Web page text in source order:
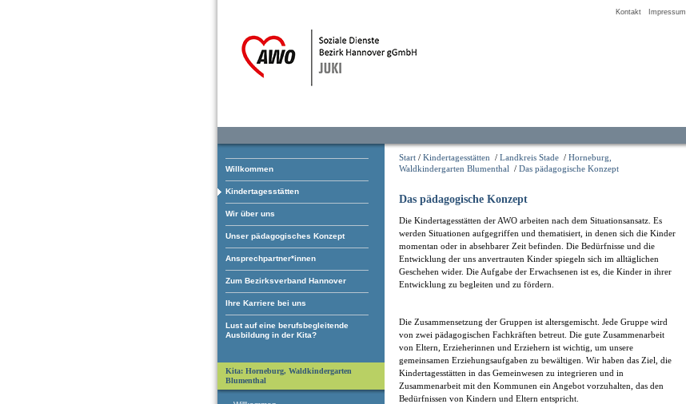
Kontakt Impressum
Willkommen
Kindertagesstätten
Wir über uns
Unser pädagogisches Konzept
Ansprechpartner*innen
Zum Bezirksverband Hannover
Ihre Karriere bei uns
Lust auf eine berufsbegleitende
Ausbildung in der Kita?
Start / Kindertagesstätten / Landkreis Stade / Horneburg,
Waldkindergarten Blumenthal / Das pädagogische Konzept
Das pädagogische Konzept
Die Kindertagesstätten der AWO arbeiten nach dem Situationsansatz. Es
werden Situationen aufgegriffen und thematisiert, in denen sich die Kinder
momentan oder in absehbarer Zeit befinden. Die Bedürfnisse und die
Entwicklung der uns anvertrauten Kinder spiegeln sich im alltäglichen
Geschehen wider. Die Aufgabe der Erwachsenen ist es, die Kinder in ihrer
Entwicklung zu begleiten und zu fördern.
Die Zusammensetzung der Gruppen ist altersgemischt. Jede Gruppe wird
von zwei pädagogischen Fachkräften betreut. Die gute Zusammenarbeit
von Eltern, Erzieherinnen und Erziehern ist wichtig, um unsere
gemeinsamen Erziehungsaufgaben zu bewältigen. Wir haben das Ziel, die
Kindertagesstätten in das Gemeinwesen zu integrieren und in
Zusammenarbeit mit den Kommunen ein Angebot vorzuhalten, das den
Bedürfnissen von Kindern und Eltern entspricht.
Kita: Horneburg, Waldkindergarten
Blumenthal